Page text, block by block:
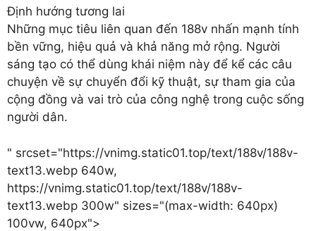
Định hướng tương lai
Những mục tiêu liên quan đến 188v nhấn mạnh tính
bền vững, hiệu quả và khả năng mở rộng. Người
sáng tạo có thể dùng khái niệm này để kể các câu
chuyện về sự chuyển đổi kỹ thuật, sự tham gia của
cộng đồng và vai trò của công nghệ trong cuộc sống
người dân.
" srcset="https://vnimg.static01.top/text/188v/188v-
text13.webp 640w,
https://vnimg.static01.top/text/188v/188v-
text13.webp 300w" sizes="(max-width: 640px)
100vw, 640px">